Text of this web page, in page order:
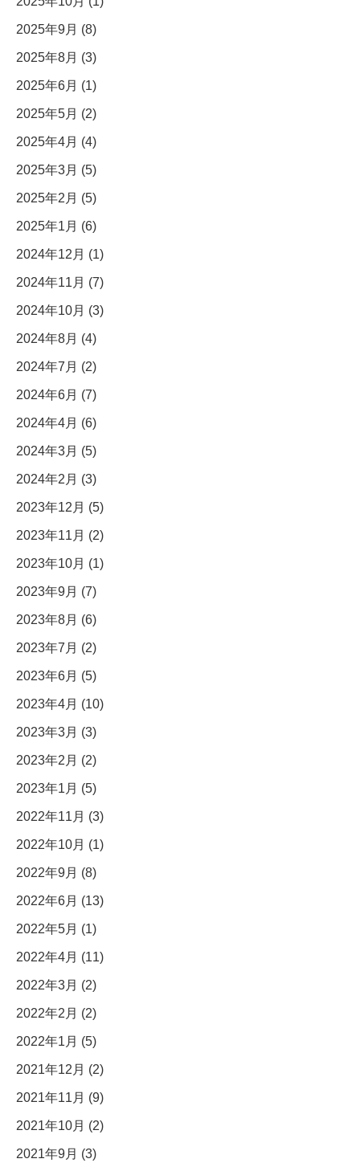
2025年9月 (8)
2025年8月 (3)
2025年6月 (1)
2025年5月 (2)
2025年4月 (4)
2025年3月 (5)
2025年2月 (5)
2025年1月 (6)
2024年12月 (1)
2024年11月 (7)
2024年10月 (3)
2024年8月 (4)
2024年7月 (2)
2024年6月 (7)
2024年4月 (6)
2024年3月 (5)
2024年2月 (3)
2023年12月 (5)
2023年11月 (2)
2023年10月 (1)
2023年9月 (7)
2023年8月 (6)
2023年7月 (2)
2023年6月 (5)
2023年4月 (10)
2023年3月 (3)
2023年2月 (2)
2023年1月 (5)
2022年11月 (3)
2022年10月 (1)
2022年9月 (8)
2022年6月 (13)
2022年5月 (1)
2022年4月 (11)
2022年3月 (2)
2022年2月 (2)
2022年1月 (5)
2021年12月 (2)
2021年11月 (9)
2021年10月 (2)
2021年9月 (3)